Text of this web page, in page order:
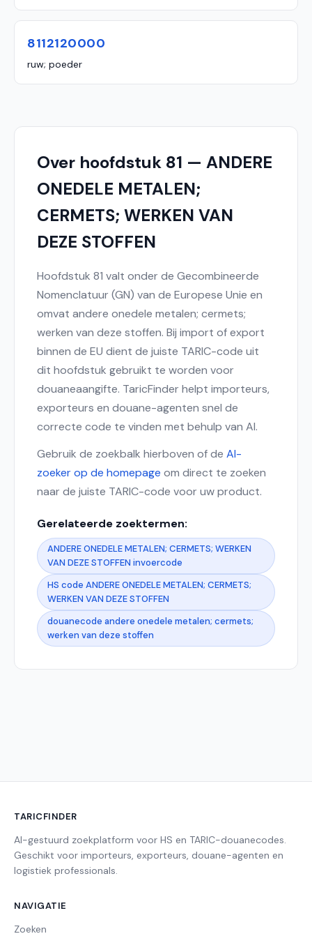
8112120000
ruw; poeder
Over hoofdstuk 81 — ANDERE
ONEDELE METALEN;
CERMETS; WERKEN VAN
DEZE STOFFEN
Hoofdstuk 81 valt onder de Gecombineerde
Nomenclatuur (GN) van de Europese Unie en
omvat andere onedele metalen; cermets;
werken van deze stoffen. Bij import of export
binnen de EU dient de juiste TARIC-code uit
dit hoofdstuk gebruikt te worden voor
douaneaangifte. TaricFinder helpt importeurs,
exporteurs en douane-agenten snel de
correcte code te vinden met behulp van AI.
Gebruik de zoekbalk hierboven of de AI-
zoeker op de homepage om direct te zoeken
naar de juiste TARIC-code voor uw product.
Gerelateerde zoektermen:
ANDERE ONEDELE METALEN; CERMETS; WERKEN
VAN DEZE STOFFEN invoercode
HS code ANDERE ONEDELE METALEN; CERMETS;
WERKEN VAN DEZE STOFFEN
douanecode andere onedele metalen; cermets;
werken van deze stoffen
TARICFINDER
AI-gestuurd zoekplatform voor HS en TARIC-douanecodes.
Geschikt voor importeurs, exporteurs, douane-agenten en
logistiek professionals.
NAVIGATIE
Zoeken